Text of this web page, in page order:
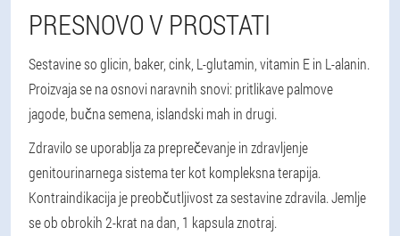
PRESNOVO V PROSTATI
Sestavine so glicin, baker, cink, L-glutamin, vitamin E in L-alanin.
Proizvaja se na osnovi naravnih snovi: pritlikave palmove
jagode, bučna semena, islandski mah in drugi.
Zdravilo se uporablja za preprečevanje in zdravljenje
genitourinarnega sistema ter kot kompleksna terapija.
Kontraindikacija je preobčutljivost za sestavine zdravila. Jemlje
se ob obrokih 2-krat na dan, 1 kapsula znotraj.